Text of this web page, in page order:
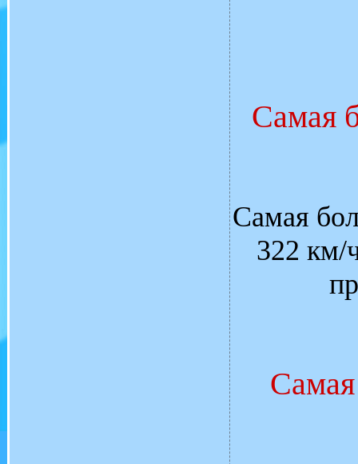
Самая
Самая
322 км/
Самая